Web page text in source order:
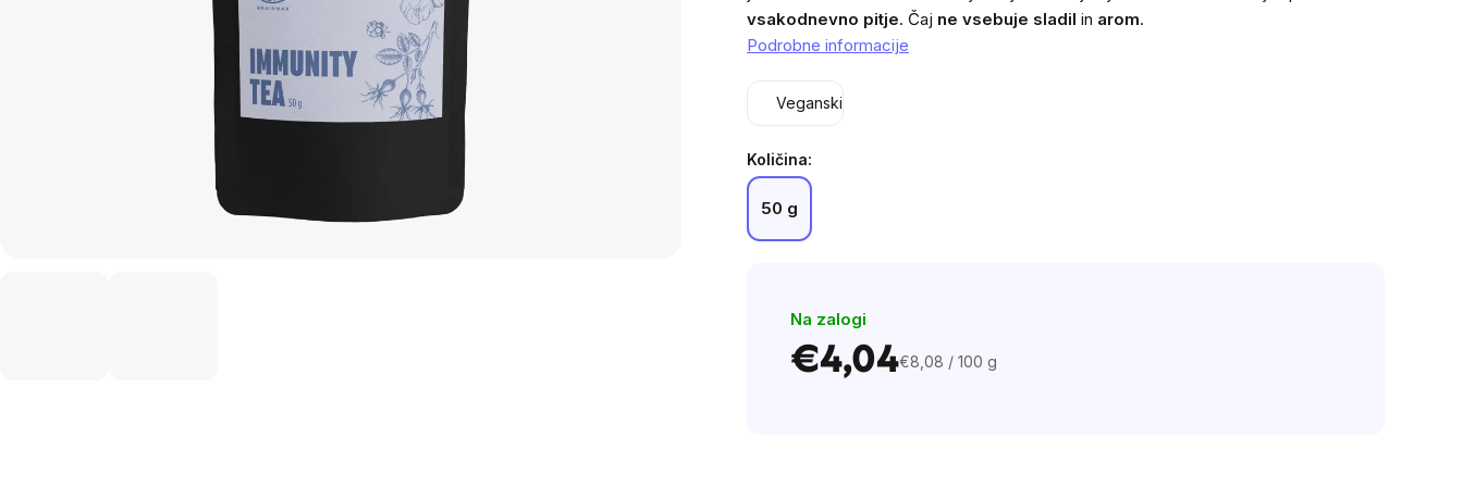
0,0
of
stars.
vsakodnevno pitje. Čaj ne vsebuje sladil in arom.
Podrobne informacije
Veganski
Količina:
50 g
Na zalogi
€4,04Cena
€8,08 / 100 g